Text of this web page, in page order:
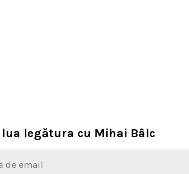
legătura cu Mihai Bâlc